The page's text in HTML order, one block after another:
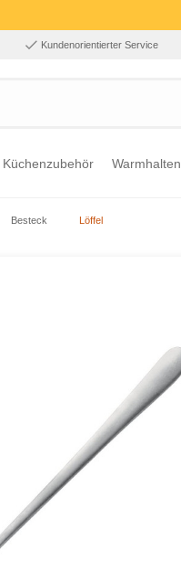
Kundenorientierter Service
Küchenzubehör Warmhalten
Besteck Löffel